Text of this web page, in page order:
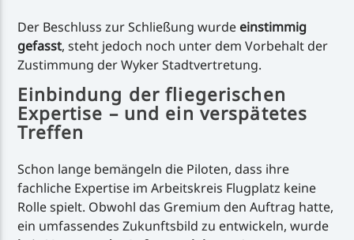
Der Beschluss zur Schließung wurde einstimmig
gefasst, steht jedoch noch unter dem Vorbehalt der
Zustimmung der Wyker Stadtvertretung.
Einbindung der fliegerischen
Expertise – und ein verspätetes
Treffen
Schon lange bemängeln die Piloten, dass ihre
fachliche Expertise im Arbeitskreis Flugplatz keine
Rolle spielt. Obwohl das Gremium den Auftrag hatte,
ein umfassendes Zukunftsbild zu entwickeln, wurde